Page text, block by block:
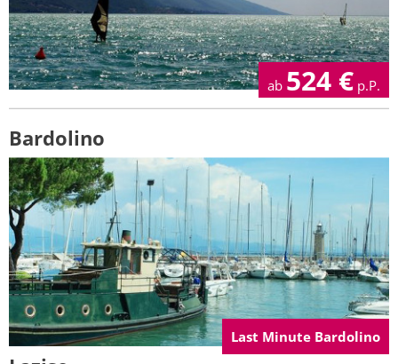
ab 524 € p.P.
Bardolino
Last Minute Bardolino